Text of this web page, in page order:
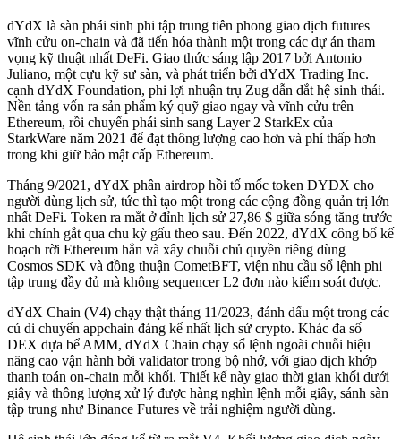
dYdX là sàn phái sinh phi tập trung tiên phong giao dịch futures
vĩnh cửu on-chain và đã tiến hóa thành một trong các dự án tham
vọng kỹ thuật nhất DeFi. Giao thức sáng lập 2017 bởi Antonio
Juliano, một cựu kỹ sư sàn, và phát triển bởi dYdX Trading Inc.
cạnh dYdX Foundation, phi lợi nhuận trụ Zug dẫn dắt hệ sinh thái.
Nền tảng vốn ra sản phẩm ký quỹ giao ngay và vĩnh cửu trên
Ethereum, rồi chuyển phái sinh sang Layer 2 StarkEx của
StarkWare năm 2021 để đạt thông lượng cao hơn và phí thấp hơn
trong khi giữ bảo mật cấp Ethereum.
Tháng 9/2021, dYdX phân airdrop hồi tố mốc token DYDX cho
người dùng lịch sử, tức thì tạo một trong các cộng đồng quản trị lớn
nhất DeFi. Token ra mắt ở đỉnh lịch sử 27,86 $ giữa sóng tăng trước
khi chỉnh gắt qua chu kỳ gấu theo sau. Đến 2022, dYdX công bố kế
hoạch rời Ethereum hẳn và xây chuỗi chủ quyền riêng dùng
Cosmos SDK và đồng thuận CometBFT, viện nhu cầu sổ lệnh phi
tập trung đầy đủ mà không sequencer L2 đơn nào kiểm soát được.
dYdX Chain (V4) chạy thật tháng 11/2023, đánh dấu một trong các
cú di chuyển appchain đáng kể nhất lịch sử crypto. Khác đa số
DEX dựa bể AMM, dYdX Chain chạy sổ lệnh ngoài chuỗi hiệu
năng cao vận hành bởi validator trong bộ nhớ, với giao dịch khớp
thanh toán on-chain mỗi khối. Thiết kế này giao thời gian khối dưới
giây và thông lượng xử lý được hàng nghìn lệnh mỗi giây, sánh sàn
tập trung như Binance Futures về trải nghiệm người dùng.